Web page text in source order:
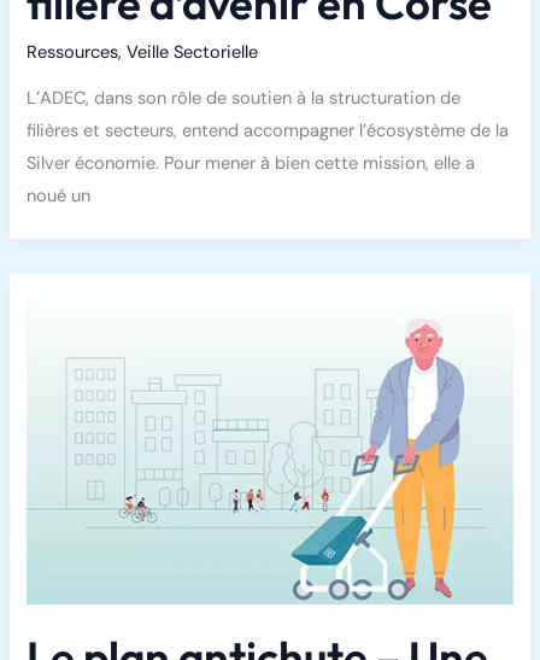
Ressources,Veille Sectorielle
L’ADEC, dans son rôle de soutien à la structuration de
filières et secteurs, entend accompagner l’écosystème de la
Silver économie. Pour mener à bien cette mission, elle a
noué un